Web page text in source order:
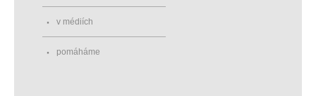
v médiích
pomáháme